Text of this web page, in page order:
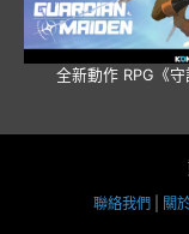
全新動作 RPG《
聯絡我們 關